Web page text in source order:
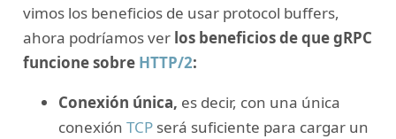
vimos los beneficios de usar protocol buffers,
ahora podríamos ver los beneficios de que gRPC
funcione sobre HTTP/2:
Conexión única, es decir, con una única
conexión TCPserá suficiente para cargar un